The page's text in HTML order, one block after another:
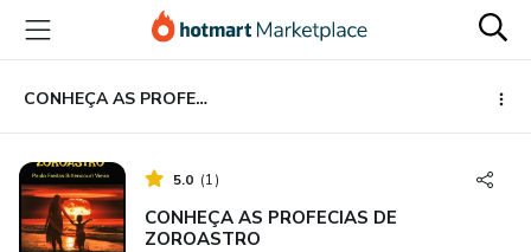
para
conteúdo
principal
para
pagamento
para
rodapé
CONHEÇA AS PROFECIAS DE ZOROASTRO
5.0 (1)
CONHEÇA AS PROFECIAS DE
ZOROASTRO